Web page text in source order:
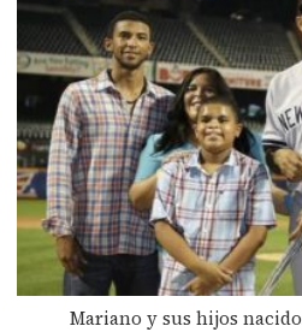
Mariano y sus hijos